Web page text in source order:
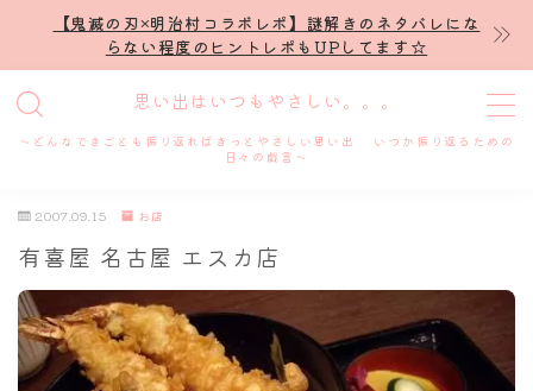
【鬼滅の刃×明治村コラボレポ】謎解きのネタバレにな
らない程度のヒントレポもUPしてます☆
思い出はいつもやさしい。。。
～どんなできごとも振り返ればきっとやさしい思い出 いつか振り返るための
日々の戯言～
MENU
プロフィール
謎解き
ホテル滞在記
2007.09.15 お店
有喜屋 名古屋 エスカ店